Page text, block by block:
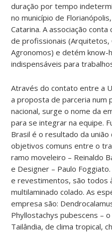
duração por tempo
no município de
Catarina. A associação
de profissionais (Arquitetos,
Agronomos) e detém know-
indispensáveis para
Através do contato entre a
a proposta de parceria num
nacional, surge o nome da
para se integrar na equipe.
Brasil é o resultado da
objetivos comuns entre o
ramo moveleiro – Reinaldo
e Designer – Paulo
e revestimentos, são todos
multilaminado colado. As
empresa são:
Phyllostachys pubescens –
Tailândia, de clima tropical,